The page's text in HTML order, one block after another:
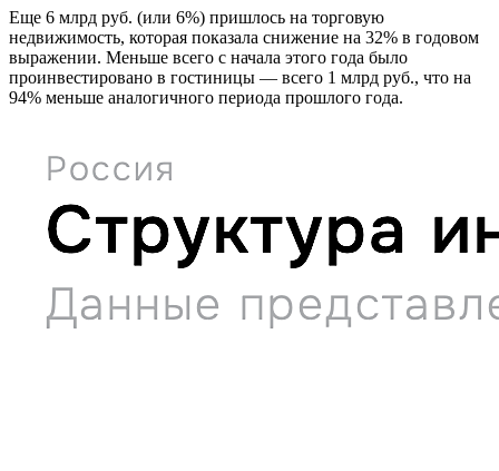
Еще 6 млрд руб. (или 6%) пришлось на торговую
недвижимость, которая показала снижение на 32% в годовом
выражении. Меньше всего с начала этого года было
проинвестировано в гостиницы — всего 1 млрд руб., что на
94% меньше аналогичного периода прошлого года.